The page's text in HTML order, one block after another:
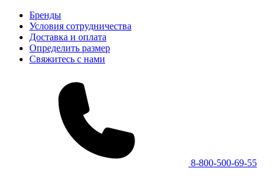
Бренды
Условия сотрудничества
Доставка и оплата
Определить размер
Свяжитесь с нами
8-800-500-69-55